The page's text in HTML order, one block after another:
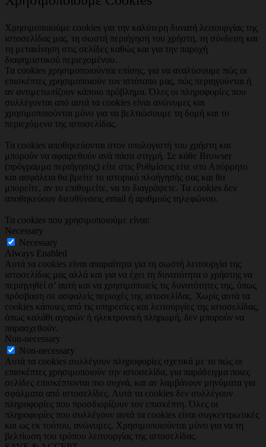
Χρησιμοποιούμε cookies για την καλύτερη δυνατή λειτουργίας της
ιστοσελίδας μας, τη σωστή περιήγηση του χρήστη, τη σύνδεση και
τη μετακίνηση στις σελίδες καθώς και για την παροχή
διαφημιστικού περιεχομένου.
Τα cookies χρησιμοποιούνται επίσης, για να αναλύσουμε πώς οι
επισκέπτες χρησιμοποιούν τον ιστότοπο μας, πώς περιηγούνται ή
αν αντιμετωπίζουν κάποιο πρόβλημα. Όλες οι πληροφορίες που
συλλέγονται από αυτά τα cookies είναι ανώνυμες και
χρησιμοποιούνται μόνο για να βελτιώσουμε τη δομή και το
περιεχόμενο της ιστοσελίδας.
Τα cookies αποθηκεύονται στον υπολογιστή του χρήστη και
μπορούν να αφαιρεθούν ανά πάσα στιγμή. Σε κάθε Browser
(πρόγραμμα περιήγησης) είτε στις Ρυθμίσεις είτε στο Απόρρητο
και ασφάλεια θα βρείτε το ιστορικό πλοήγησής σας και θα
μπορείτε, αν το επιθυμείτε, να το διαγράψετε. Τα cookies δεν
αποθηκεύουν διευθύνσεις email ή αριθμούς τηλεφώνου.
Τα cookies που χρησιμοποιούμε είναι:
Necessary
Necessary
Always Enabled
Αυτά τα cookies είναι απαραίτητα για τη σωστή λειτουργία της
ιστοσελίδας μας αλλά και για να έχει τη δυνατότητα ο χρήστης να
περιηγηθεί σ’ αυτή και να χρησιμοποιείς τις δυνατότητες της, όπως
πρόσβαση σε ασφαλείς περιοχές της ιστοσελίδας. Χωρίς αυτά τα
cookies κάποιες από τις υπηρεσίες και λειτουργίες της ιστοσελίδας,
όπως καλάθι αγορών ή ηλεκτρονική πληρωμή, δεν μπορούν να
παρασχεθούν.
Non-necessary
Non-necessary
Αυτά τα cookies συλλέγουν πληροφορίες σχετικά με το πώς οι
επισκέπτες χρησιμοποιούν την ιστοσελίδα, για παράδειγμα ποιες
σελίδες επισκέπτονται πιο συχνά, και αν λαμβάνουν μηνύματα για
σφάλματα από ιστοσελίδες. Αυτά τα cookies δεν συλλέγουν
πληροφορίες που προσδιορίζουν τον επισκέπτη. Όλες οι
πληροφορίες που συλλέγουν αυτά τα cookies είναι συγκεντρωτικές
και ως εκ τούτου, ανώνυμες. Χρησιμοποιούνται μόνο για να τη
βελτίωση του τρόπου λειτουργίας της ιστοσελίδας.